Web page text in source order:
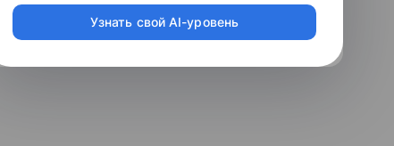
Узнать свой AI-уровень